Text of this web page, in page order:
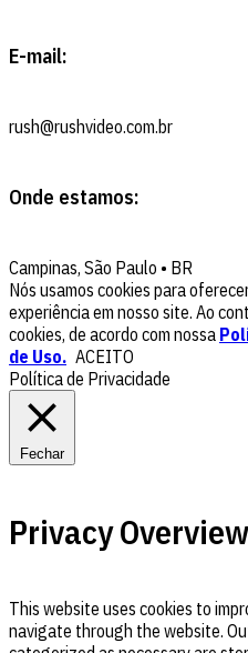
E-mail:
rush@rushvideo.com.br
Onde estamos:
Campinas, São Paulo • BR
Nós usamos cookies para
experiência em nosso site. Ao
cookies, de acordo com nossa
de Uso. ACEITO
Política de Privacidade
Fechar
Privacy Overview
This website uses cookies to
navigate through the website.